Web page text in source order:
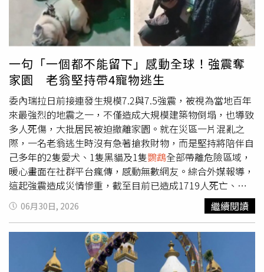
處表示，寵物犬貓一般會有晶片可辨識身分，寵物禽鳥則可
透過配戴專用腳環增加辨識度。為協助走失禽鳥儘速返家，
動保處免費提供禽鳥專用腳環供民眾索取，飼主也可自行到
禽鳥寵物店或鄰近動物醫院訂製刻有聯絡電話的專用腳環，
若禽鳥不慎飛離或走失，民眾或救援人員即可依腳環資訊聯
繫飼主，大幅提升返家成功率。動保處提醒，若民眾發現禽
鳥或其他動物受困、受傷，切勿貿然捕捉，以免造成動物受
傷或自身危險，應立即通報動保處協助救援，共同守護動物
安全。
一句「一個都不能留下」感動全球！強震奪
家園 老翁堅持帶4寵物逃生
委內瑞拉日前接連發生規模7.2與7.5強震，被視為當地百年
來最強烈的地震之一，不僅造成大規模建築物倒塌，也導致
多人死傷，大批居民被迫撤離家園。就在災區一片混亂之
際，一名老翁逃生時沒有急著搶救財物，而是堅持將陪伴自
己多年的2隻愛犬、1隻黑貓及1隻鸚鵡全部帶離危險區域，
暖心畫面在社群平台瘋傳，感動無數網友。綜合外媒報導，
這起強震造成災情慘重，截至目前已造成1719人死亡、
5034人受傷，搜救與安置工作仍持續進行中。由於餘震不
斷，不少居民至今仍不敢返回屋內，只能在空地或臨時避難
場所等待。就在救援工作持續展開之際，一段記錄老翁撤離
過程的影片意外成為災區最溫暖的一幕。影片中的老翁名叫
卡洛斯（Carlos）。地震發生當下，他第一時間想到的不是
06月30日, 2026 繼續閱讀